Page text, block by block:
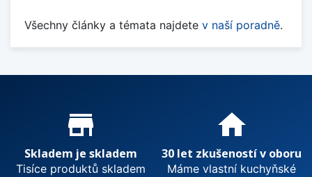
Všechny články a témata najdete v naší poradně.
Proč nakupovat u nás?
store_mall_directory
Skladem je skladem
Tisíce produktů skladem
home
30 let zkušeností v oboru
Máme vlastní kuchyňské